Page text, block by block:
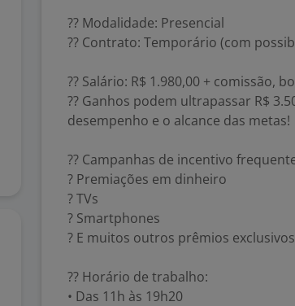
?? Modalidade: Presencial
?? Contrato: Temporário (com
?? Salário: R$ 1.980,00 + comissão,
?? Ganhos podem ultrapassar R$
desempenho e o alcance das metas!
?? Campanhas de incentivo
? Premiações em dinheiro
? TVs
? Smartphones
? E muitos outros prêmios exclusivos
?? Horário de trabalho:
• Das 11h às 19h20